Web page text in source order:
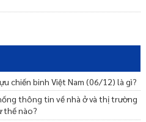
quy định của pháp luật hiện
chiến binh Việt Nam (06/12) là gì?
thông tin về nhà ở và thị trường
thế nào?